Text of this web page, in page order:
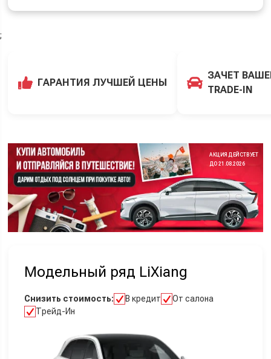
;
ГАРАНТИЯ ЛУЧШЕЙ ЦЕНЫ
ЗАЧЕТ
TRADE-IN
АКЦИЯ ДЕЙСТВУЕТ
ДО 21.08.2026
Модельный ряд LiXiang
Снизить стоимость: В кредит
От салона
Трейд-Ин